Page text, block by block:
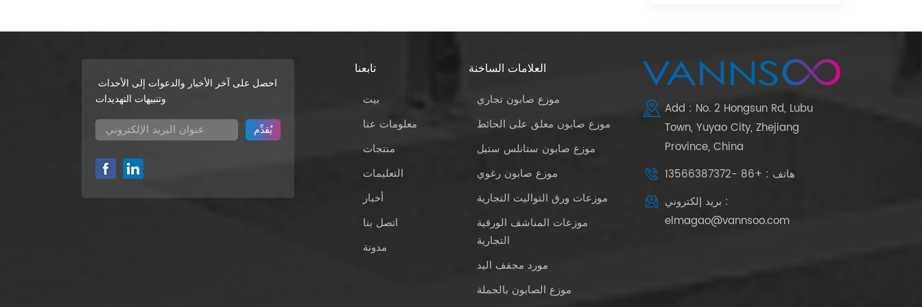
تابعنا
بيت
معلومات عنا
منتجات
التعليمات
أخبار
اتصل بنا
مدونة
العلامات الساخنة
موزع صابون تجاري
موزع صابون معلق على الحائط
موزع صابون ستانلس ستيل
موزع صابون رغوي
موزعات ورق التواليت التجارية
موزعات المناشف الورقية
التجارية
مورد مجفف اليد
موزع الصابون بالجملة
Add : No. 2 Hongsun Rd, Lubu
Town, Yuyao City, Zhejiang
Province, China
هاتف : +86 -13566387372
بريد إلكتروني :
elmagao@vannsoo.com